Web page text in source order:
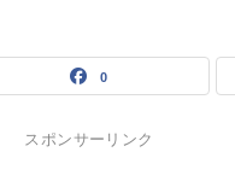
0
スポンサーリンク